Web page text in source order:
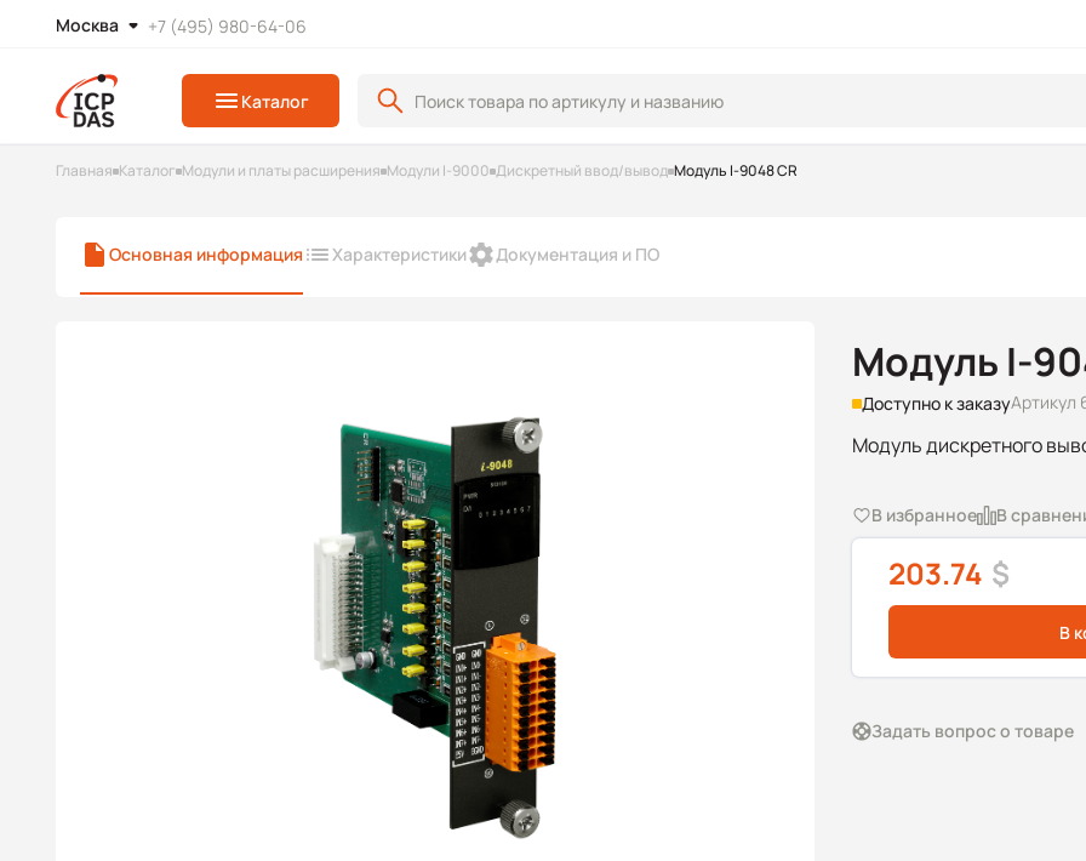
Москва +7 (495) 980-64-06
Каталог
Главная Каталог Модули и платы расширения Модули I-9000 Дискретный ввод/вывод Модуль I-9048 CR
Основная информация Характеристики Документация и ПО
Модуль I-
Доступно к заказуАртикул
Модуль дискретного
В избранное В
203.74 $
В
Задать вопрос о товаре